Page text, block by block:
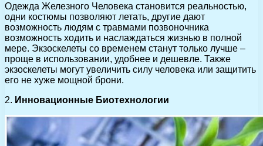
Одежда Железного Человека становится реальностью,
одни костюмы позволяют летать, другие дают
возможность людям с травмами позвоночника
возможность ходить и наслаждаться жизнью в полной
мере. Экзоскелеты со временем станут только лучше –
проще в использовании, удобнее и дешевле. Также
экзоскелеты могут увеличить силу человека или защитить
его не хуже мощной брони.
2. Инновационные Биотехнологии